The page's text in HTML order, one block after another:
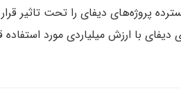
پروژه‌های دیفای را تحت تاثیر قرار
دیفای با ارزش میلیاردی مورد